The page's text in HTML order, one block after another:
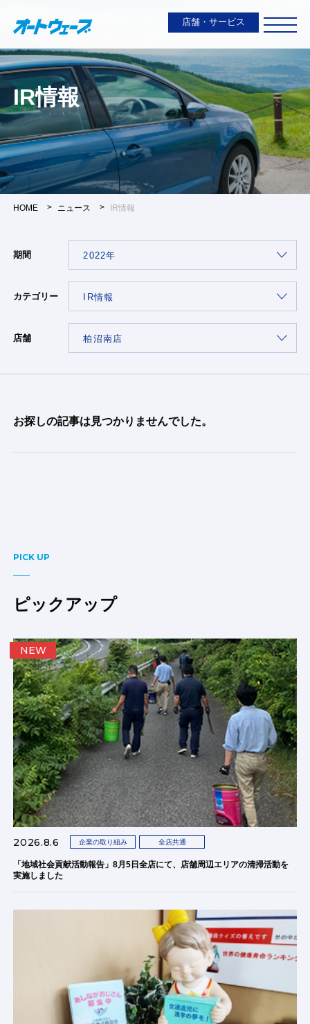
店舗・サービス
IR情報
HOME ニュース IR情報
期間
カテゴリー
店舗
お探しの記事は見つかりませんでした。
PICK UP
ピックアップ
2026.8.6 企業の取り組み 全店共通
「地域社会貢献活動報告」8月5日全店にて、店舗周辺エリアの清掃活動を
実施しました
NEW